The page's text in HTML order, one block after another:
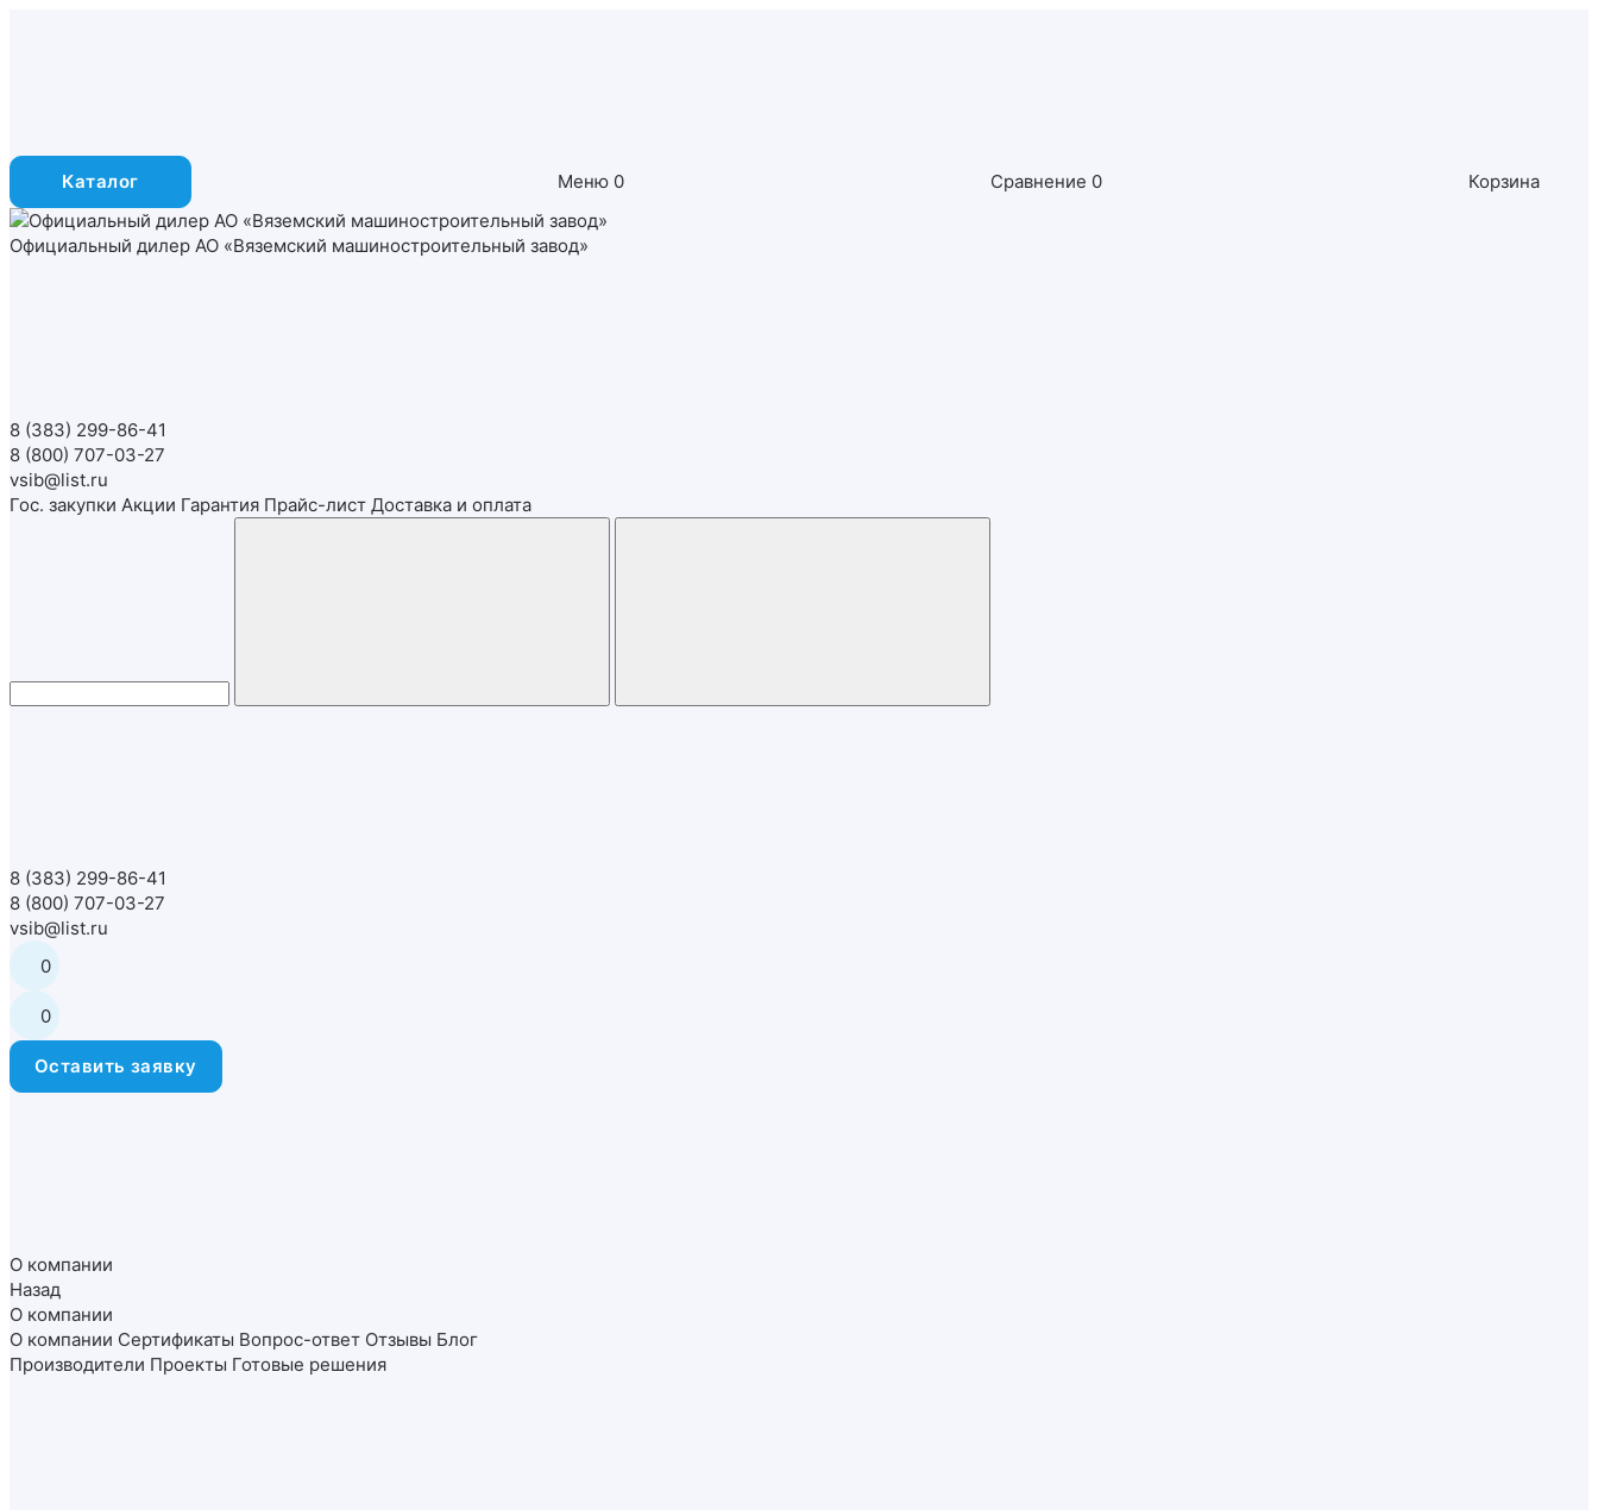
Каталог Меню 0 Сравнение 0 Корзина
Официальный дилер АО «Вяземский машиностроительный завод»
8 (383) 299-86-41
8 (800) 707-03-27
vsib@list.ru
Гос. закупки Акции Гарантия Прайс-лист Доставка и оплата
8 (383) 299-86-41
8 (800) 707-03-27
vsib@list.ru
0
0
Оставить заявку
О компании
Назад
О компании
О компании Сертификаты Вопрос-ответ Отзывы Блог
Производители Проекты Готовые решения